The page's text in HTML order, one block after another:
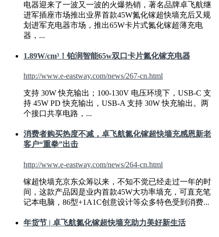
电器迎来了一波又一波的火爆热销，著名品牌卓飞航继
进军插座市场推出业界首款45W氮化镓超快墙充后又规
划进军充电器市场，推出65W卡片式氮化镓超薄充电
器，...
1.89W/cm³！铂润智能65w双口卡片氮化镓充电器
http://www.e-eastway.com/news/267-cn.html
支持 30W 快充输出；100-130V 电压环境下，USB-C 支
持 45W PD 快充输出，USB-A 支持 30W 快充输出。两
个接口共享电路，...
消费者购买热度不减，卓飞航氮化镓超快墙充感恩新老
客户“重拳”出击
http://www.e-eastway.com/news/264-cn.html
镓超快墙充京东众筹以来，不知不觉已经走过一年的时
间，这款产品因是业内首款45W大功率墙充，可直充笔
记本电脑，86型+1A1C创意设计等众多特色受到消费...
年货节 | 卓飞航氮化镓超快墙充助力美好新生活